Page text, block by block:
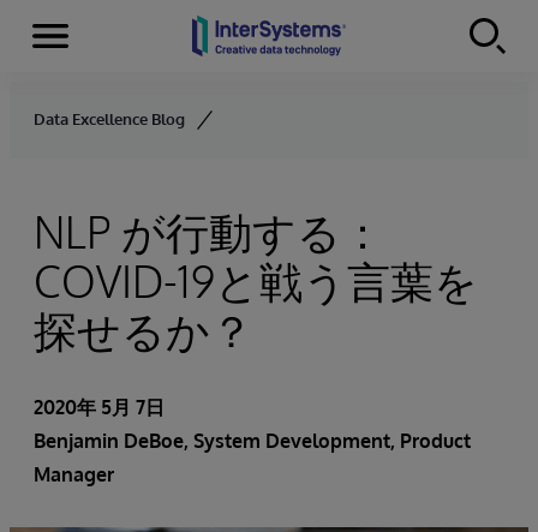
Skip to content
Menu
Data Excellence Blog
NLP が行動する：
COVID-19と戦う言葉を
探せるか？
2020年 5月 7日
Benjamin DeBoe, System Development, Product
Manager